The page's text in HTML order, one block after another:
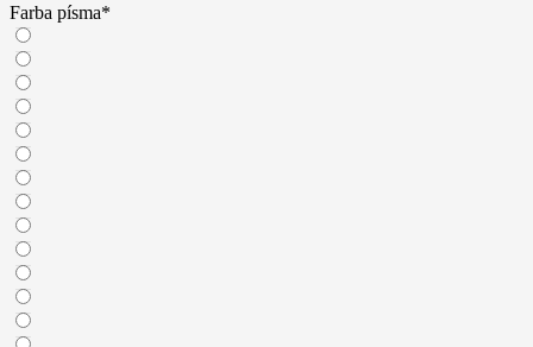
Farba písma*